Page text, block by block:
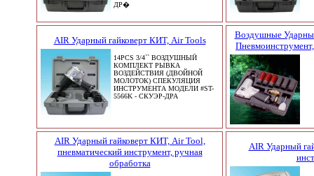
ДР�
AIR Ударный гайковерт КИТ, Air Tools
14PCS 3/4`` ВОЗДУШНЫЙ
КОМПЛЕКТ РЫВКА
ВОЗДЕЙСТВИЯ (ДВОЙНОЙ
МОЛОТОК) СПЕКУЛЯЦИЯ
ИНСТРУМЕНТА МОДЕЛИ #ST-
5566K - СКУЭР-ДРА
Воздушные
AIR Ударный гайковерт КИТ, Air Tool,
пневматический инструмент, ручная
обработка
AIR Ударный